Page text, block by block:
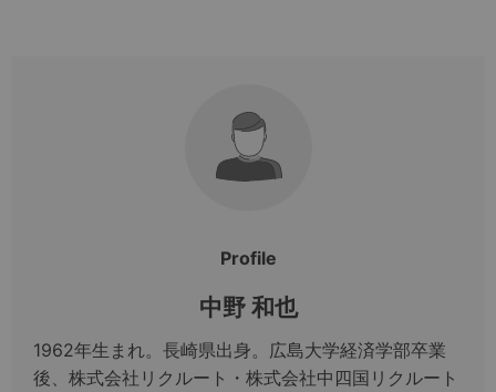
Profile
中野 和也
1962年生まれ。長崎県出身。広島大学経済学部卒業
後、株式会社リクルート・株式会社中四国リクルート